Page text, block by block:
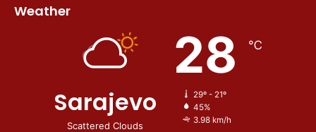
Weather
Sarajevo
Scattered Clouds
28 ℃
29º - 21º
45%
3.98 km/h